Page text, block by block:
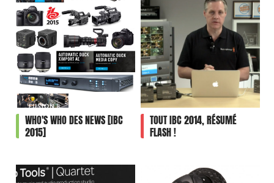
WHO'S WHO DES NEWS [IBC
2015]
TOUT IBC 2014, RÉSUMÉ
FLASH !